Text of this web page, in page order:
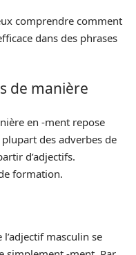
comprendre comment
dans des phrases
de manière
en -ment repose
des adverbes de
d’adjectifs.
formation.
l’adjectif masculin se